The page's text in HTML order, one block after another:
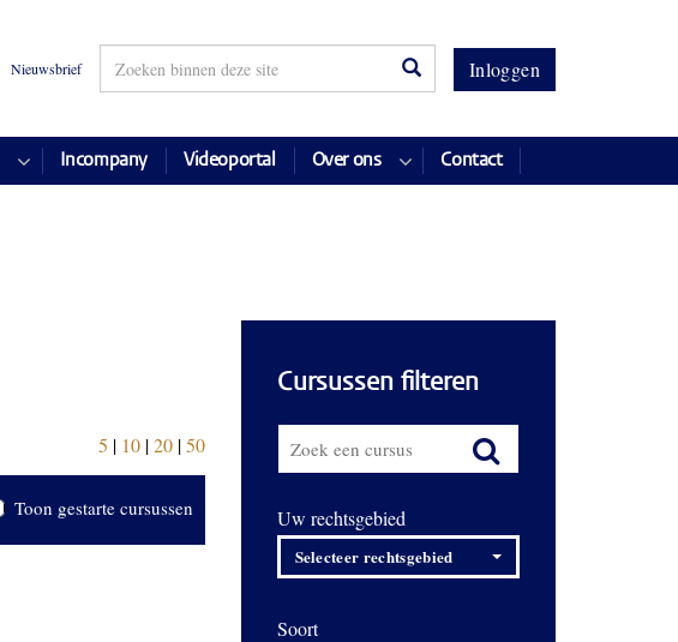
Inloggen
Nieuwsbrief
Incompany Videoportal Over ons Contact
5 | 10|20|50
Toon gestarte cursussen
Cursussen filteren
Uw rechtsgebied
Selecteer rechtsgebied
Soort